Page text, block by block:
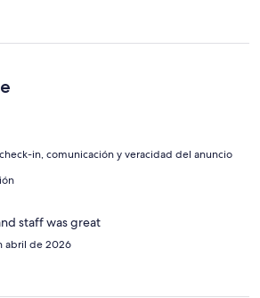
in, comunicación y veracidad del anuncio
staff was great
abril de 2026